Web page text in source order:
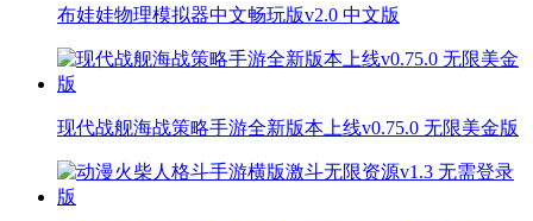
布娃娃物理模拟器中文畅玩版v2.0 中文版
现代战舰海战策略手游全新版本上线v0.75.0 无限美金版